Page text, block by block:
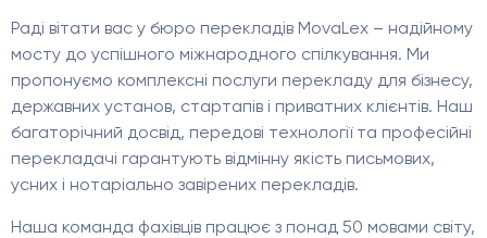
Раді вітати вас у бюро перекладів MovaLex – надійному
мосту до успішного міжнародного спілкування. Ми
пропонуємо комплексні послуги перекладу для бізнесу,
державних установ, стартапів і приватних клієнтів. Наш
багаторічний досвід, передові технології та професійні
перекладачі гарантують відмінну якість письмових,
усних і нотаріально завірених перекладів.
Наша команда фахівців працює з понад 50 мовами світу,